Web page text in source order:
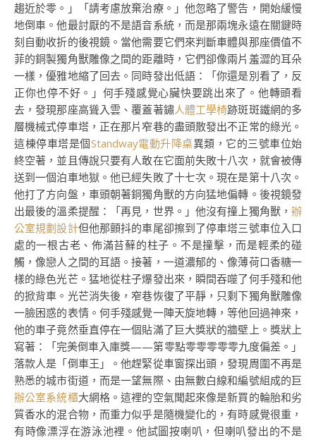
趨近於零。」「請考慮放棄治療。」他忽略了警告，開始緩慢
地倒車。他最討厭的不是語音系統，而是那兩塊永遠在關鍵時
刻自動收折的後視鏡。當他需要它們來判斷車體與那座價值不
菲的銅製獨角獸雕像之間的距離時，它們卻像兩片羞澀的耳朵
一樣，優雅地縮了回去。同時發出低語：「你還是別看了，反
正你也停不好。」何手殘感覺心臟快要跳出來了。他轉頭看
去，發現那座高聳入雲、覆蓋著鏽人體工學椅跡斑斑鐵網的多
層機械式停車塔，正在那片窄巷的盡頭散發出不正常的綠光。
這棟停車塔是個Standway電動升降桌異類，它的三號車位始
終空著，並且傳說只要有人敢在它面前失敗十八次，就會被傳
送到一個泊車地獄。他已經失敗了十七次。現在是第十八次。
他打了方向盤，車頭朝著銅獨角獸的方向猛地偏轉。後視鏡發
出最後的溫柔提醒：「再見，世界。」他沒有撞上獨角獸， 辦
公室規劃設計但他那顫抖的車尾卻擦到了停車塔三號車位入口
處的一根古老、佈滿苔蘚的柱子。不是撞擊，而是輕柔的碰
觸，像戀人之間的耳語。接著，一道濃郁的、像薄荷口香糖一
樣的綠色光芒。猛地從柱子爆發出來，瞬間吞噬了何手殘和他
的掀背車。光芒消失後，窄巷恢復了平靜，只剩下獨角獸雕像
一臉困惑的表情。何手殘感覺一陣天旋地轉，等他回過神來，
他的車子竟然垂直停在一個貼滿了巨大獎狀的牆壁上。獎狀上
寫著：「完美倒車入庫獎——第零點零零零零零九度偏差。」
落款人是「倒車王」。他趕緊從車窗探出頭，發現周圍不再是
熟悉的城市街道，而是一望無際、由無數白線和編號組成的巨
辦公室系統櫃大網格。這裡的空氣聞起來像是新買的輪胎和劣
質香水的混合物，而重力似乎是隨機變化的，有時感覺很重，
有時像漂浮在游泳池裡。他試圖按喇叭，但喇叭發出的不是